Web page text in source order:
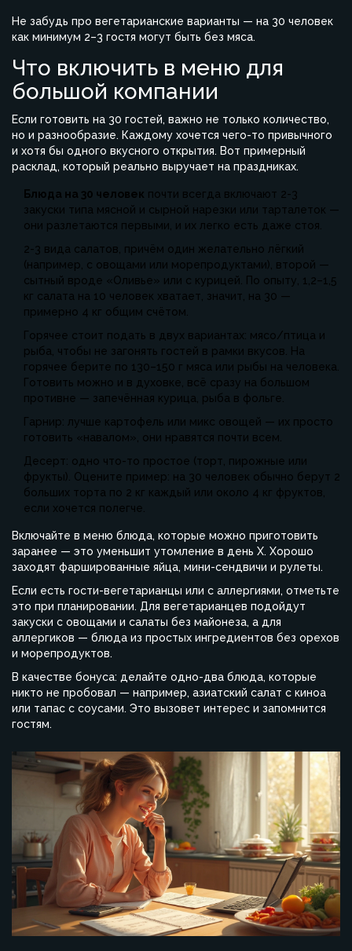
Не забудь про вегетарианские варианты — на 30 человек
как минимум 2–3 гостя могут быть без мяса.
Что включить в меню для
большой компании
Если готовить на 30 гостей, важно не только количество,
но и разнообразие. Каждому хочется чего-то привычного
и хотя бы одного вкусного открытия. Вот примерный
расклад, который реально выручает на праздниках.
Блюда на 30 человек почти всегда включают 2-3
закуски типа мясной и сырной нарезки или тарталеток —
они разлетаются первыми, и их легко есть даже стоя.
2-3 вида салатов, причём один желательно лёгкий
(например, с овощами или морепродуктами), второй —
сытный вроде «Оливье» или с курицей. По опыту, 1,2–1,5
кг салата на 10 человек хватает, значит, на 30 —
примерно 4 кг общим счётом.
Горячее стоит подать в двух вариантах: мясо/птица и
рыба, чтобы не загонять гостей в рамки вкусов. На
горячее берите по 130–150 г мяса или рыбы на человека.
Готовить можно и в духовке, всё сразу на большом
противне — запечённая курица, рыба в фольге.
Гарнир: лучше картофель или микс овощей — их просто
готовить «навалом», они нравятся почти всем.
Десерт: одно что-то простое (торт, пирожные или
фрукты). Оцените пример: на 30 человек обычно берут 2
больших торта по 2 кг каждый или около 4 кг фруктов,
если хочется полегче.
Включайте в меню блюда, которые можно приготовить
заранее — это уменьшит утомление в день Х. Хорошо
заходят фаршированные яйца, мини-сендвичи и рулеты.
Если есть гости-вегетарианцы или с аллергиями, отметьте
это при планировании. Для вегетарианцев подойдут
закуски с овощами и салаты без майонеза, а для
аллергиков — блюда из простых ингредиентов без орехов
и морепродуктов.
В качестве бонуса: делайте одно-два блюда, которые
никто не пробовал — например, азиатский салат с киноа
или тапас с соусами. Это вызовет интерес и запомнится
гостям.